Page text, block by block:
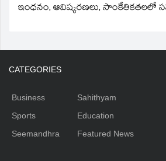
ఇంధనం, ఆవిష్కరణలు, సాంకేతికతలలో
CATEGORIES
Business
Sports
Seemandhra
Sahithyam
Education
Featured News